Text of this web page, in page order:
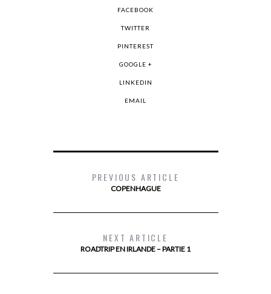
FACEBOOK
TWITTER
PINTEREST
GOOGLE +
LINKEDIN
EMAIL
PREVIOUS ARTICLE
COPENHAGUE
NEXT ARTICLE
ROADTRIP EN IRLANDE – PARTIE 1